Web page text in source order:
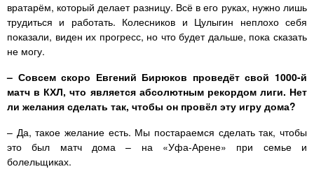
вратарём, который делает разницу. Всё в его руках, нужно лишь
трудиться и работать. Колесников и Цулыгин неплохо себя
показали, виден их прогресс, но что будет дальше, пока сказать
не могу.
– Совсем скоро Евгений Бирюков проведёт свой 1000-й
матч в КХЛ, что является абсолютным рекордом лиги. Нет
ли желания сделать так, чтобы он провёл эту игру дома?
– Да, такое желание есть. Мы постараемся сделать так, чтобы
это был матч дома – на «Уфа-Арене» при семье и
болельщиках.